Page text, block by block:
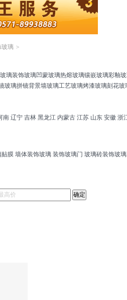
玻璃 >
璃装饰玻璃凹蒙玻璃热熔玻璃镶嵌玻璃彩釉
玻璃拼镜背景墙玻璃工艺玻璃烤漆玻璃刻花玻
南 辽宁 吉林 黑龙江 内蒙古 江苏 山东 安徽 浙
贴膜 墙体装饰玻璃 装饰玻璃门 玻璃砖装饰玻璃